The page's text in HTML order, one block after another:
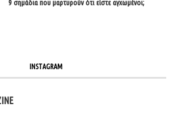
9 σημάδια που μαρτυρούν ότι είστε αγχωμένοι;
INSTAGRAM